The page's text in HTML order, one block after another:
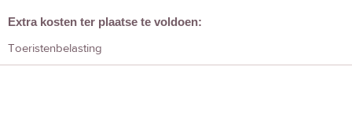
Extra kosten ter plaatse te voldoen:
Toeristenbelasting